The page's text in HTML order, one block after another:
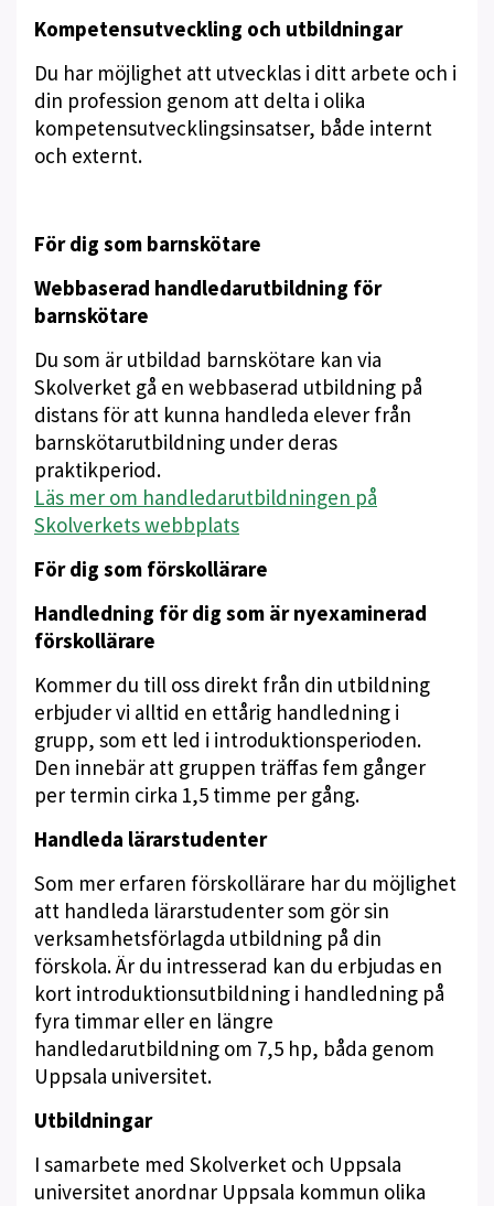
Kompetensutveckling och utbildningar
Du har möjlighet att utvecklas i ditt arbete och i
din profession genom att delta i olika
kompetensutvecklingsinsatser, både internt
och externt.
För dig som barnskötare
Webbaserad handledarutbildning för
barnskötare
Du som är utbildad barnskötare kan via
Skolverket gå en webbaserad utbildning på
distans för att kunna handleda elever från
barnskötarutbildning under deras
praktikperiod.
Läs mer om handledarutbildningen på
Skolverkets webbplats
För dig som förskollärare
Handledning för dig som är nyexaminerad
förskollärare
Kommer du till oss direkt från din utbildning
erbjuder vi alltid en ettårig handledning i
grupp, som ett led i introduktionsperioden.
Den innebär att gruppen träffas fem gånger
per termin cirka 1,5 timme per gång.
Handleda lärarstudenter
Som mer erfaren förskollärare har du möjlighet
att handleda lärarstudenter som gör sin
verksamhetsförlagda utbildning på din
förskola. Är du intresserad kan du erbjudas en
kort introduktionsutbildning i handledning på
fyra timmar eller en längre
handledarutbildning om 7,5 hp, båda genom
Uppsala universitet.
Utbildningar
I samarbete med Skolverket och Uppsala
universitet anordnar Uppsala kommun olika